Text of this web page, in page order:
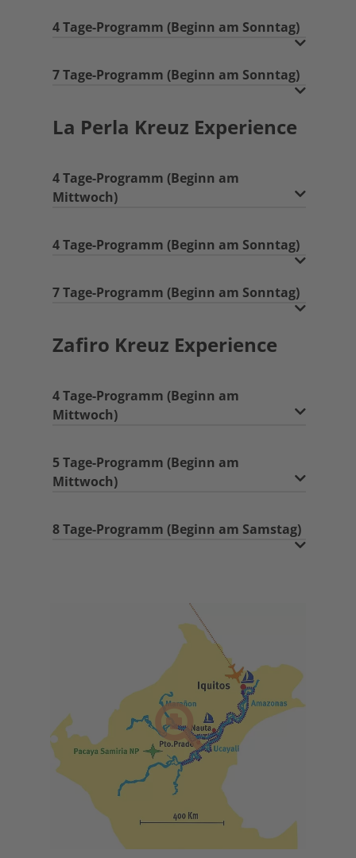
4 Tage-Programm (Beginn am Sonntag)
7 Tage-Programm (Beginn am Sonntag)
La Perla Kreuz Experience
4 Tage-Programm (Beginn am
Mittwoch)
4 Tage-Programm (Beginn am Sonntag)
7 Tage-Programm (Beginn am Sonntag)
Zafiro Kreuz Experience
4 Tage-Programm (Beginn am
Mittwoch)
5 Tage-Programm (Beginn am
Mittwoch)
8 Tage-Programm (Beginn am Samstag)